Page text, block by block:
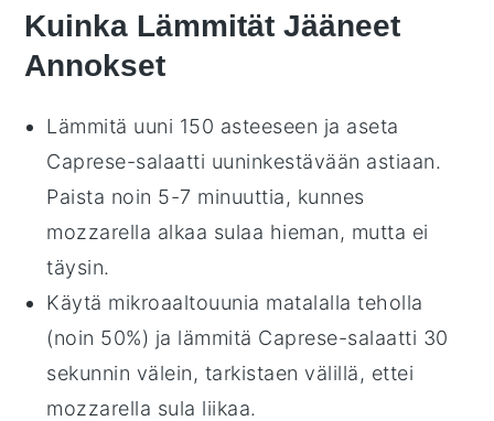
Kuinka Lämmität Jääneet
Annokset
Lämmitä uuni 150 asteeseen ja aseta
Caprese-salaatti uuninkestävään astiaan.
Paista noin 5-7 minuuttia, kunnes
mozzarella alkaa sulaa hieman, mutta ei
täysin.
Käytä mikroaaltouunia matalalla teholla
(noin 50%) ja lämmitä Caprese-salaatti 30
sekunnin välein, tarkistaen välillä, ettei
mozzarella sula liikaa.